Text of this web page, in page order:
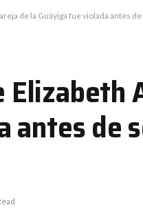
de la Guáyiga fue violada antes
antes de